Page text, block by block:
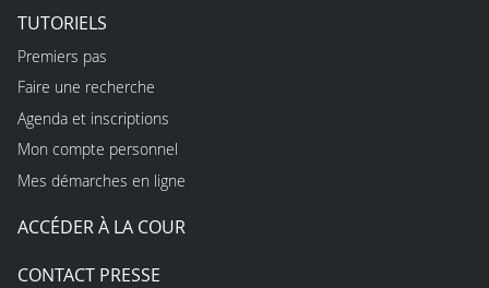
TUTORIELS
Premiers pas
Faire une recherche
Agenda et inscriptions
Mon compte personnel
Mes démarches en ligne
ACCÉDER À LA COUR
CONTACT PRESSE